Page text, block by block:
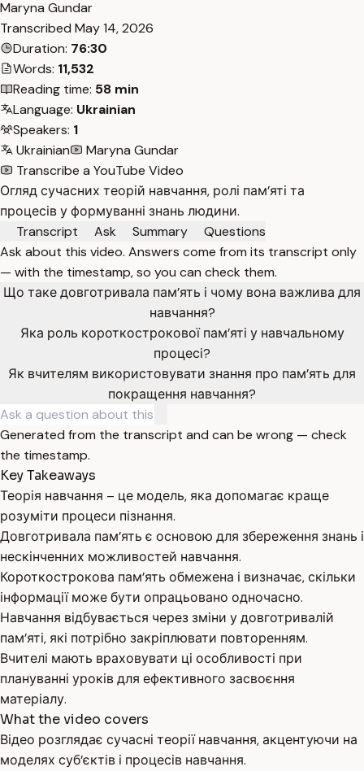
Maryna Gundar
Transcribed May 14, 2026
Duration: 76:30
Words: 11,532
Reading time: 58 min
Language: Ukrainian
Speakers: 1
Ukrainian
Maryna Gundar
Transcribe a YouTube Video
Огляд сучасних теорій навчання, ролі пам’яті та
процесів у формуванні знань людини.
Transcript
Ask Summary
Questions
Ask about this video. Answers come from its transcript only
— with the timestamp, so you can check them.
Що таке довготривала пам’ять і чому вона важлива для
навчання?
Яка роль короткострокової пам’яті у навчальному
процесі?
Як вчителям використовувати знання про пам’ять для
покращення навчання?
Generated from the transcript and can be wrong — check
the timestamp.
Key Takeaways
Теорія навчання – це модель, яка допомагає краще
розуміти процеси пізнання.
Довготривала пам’ять є основою для збереження знань і
нескінченних можливостей навчання.
Короткострокова пам’ять обмежена і визначає, скільки
інформації може бути опрацьовано одночасно.
Навчання відбувається через зміни у довготривалій
пам’яті, які потрібно закріплювати повторенням.
Вчителі мають враховувати ці особливості при
плануванні уроків для ефективного засвоєння
матеріалу.
What the video covers
Відео розглядає сучасні теорії навчання, акцентуючи на
моделях суб’єктів і процесів навчання.